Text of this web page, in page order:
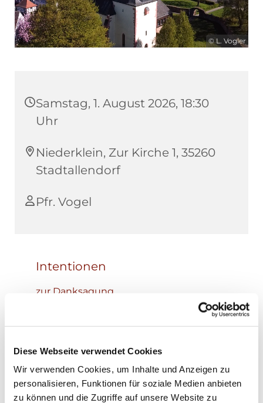
Diese Webseite verwendet Cookies
Wir verwenden Cookies, um Inhalte und Anzeigen zu
personalisieren, Funktionen für soziale Medien anbieten
zu können und die Zugriffe auf unsere Website zu
© L. Vogler
Samstag, 1. August 2026, 18:30
Uhr
Niederklein, Zur Kirche 1, 35260
Stadtallendorf
Pfr. Vogel
Intentionen
zur Danksagung
Alfred und Ottilie Gruß, Walter Langstroff